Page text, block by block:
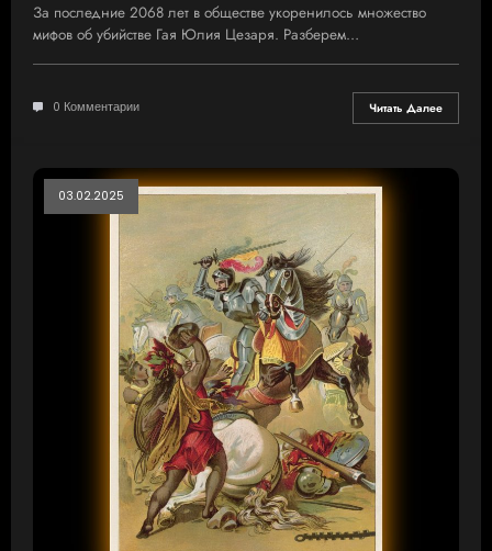
За последние 2068 лет в обществе укоренилось множество
мифов об убийстве Гая Юлия Цезаря. Разберем…
0 Комментарии Читать Далее
03.02.2025